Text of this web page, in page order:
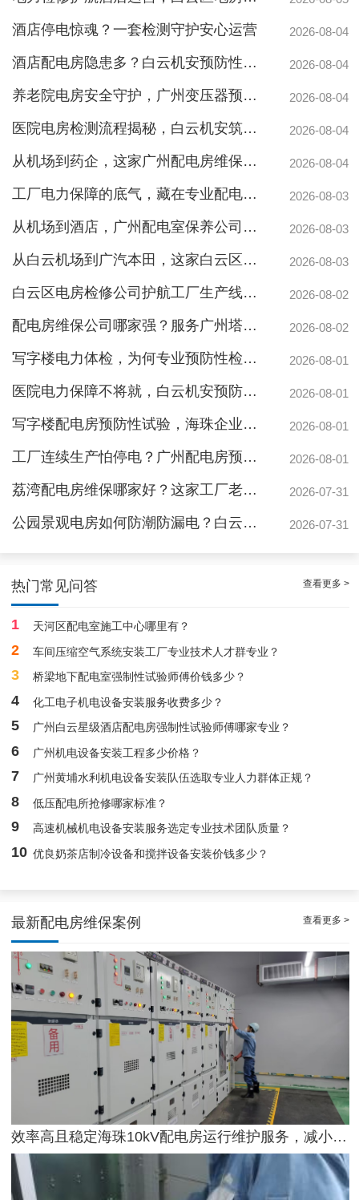
酒店停电惊魂？一套检测守护安心运营 2026-08-04
酒店配电房隐患多？白云机安预防性检测全解析 2026-08-04
养老院电房安全守护，广州变压器预防性测验护航疏散通道 2026-08-04
医院电房检测流程揭秘，白云机安筑牢生命防线 2026-08-04
从机场到药企，这家广州配电房维保公司凭什么赢得园区信赖 2026-08-04
工厂电力保障的底气，藏在专业配电房维保公司的这些硬实力里 2026-08-03
从机场到酒店，广州配电室保养公司如何守护城市脉搏？ 2026-08-03
从白云机场到广汽本田，这家白云区电房维保公司如何护航制造企业生产线 2026-08-03
白云区电房检修公司护航工厂生产线，地标建筑信赖的电力管家 2026-08-02
配电房维保公司哪家强？服务广州塔与广汽本田的硬实力 2026-08-02
写字楼电力体检，为何专业预防性检测更安心？ 2026-08-01
医院电力保障不将就，白云机安预防性检测守安全 2026-08-01
写字楼配电房预防性试验，海珠企业为何首选白云机安？ 2026-08-01
工厂连续生产怕停电？广州配电房预防性检测防患未然 2026-08-01
荔湾配电房维保哪家好？这家工厂老板用实际案例告诉你差距有多大 2026-07-31
公园景观电房如何防潮防漏电？白云机安预防性测验守护游园安全 2026-07-31
热门常见问答 查看更多 >
1 天河区配电室施工中心哪里有？
2 车间压缩空气系统安装工厂专业技术人才群专业？
3 桥梁地下配电室强制性试验师傅价钱多少？
4 化工电子机电设备安装服务收费多少？
5 广州白云星级酒店配电房强制性试验师傅哪家专业？
6 广州机电设备安装工程多少价格？
7 广州黄埔水利机电设备安装队伍选取专业人力群体正规？
8 低压配电所抢修哪家标准？
9 高速机械机电设备安装服务选定专业技术团队质量？
10 优良奶茶店制冷设备和搅拌设备安装价钱多少？
最新配电房维保案例 查看更多 >
白云配电房要求检修服务，支持配电房稳定
白云高压配电房年度巡查服务，守护电源系统安全稳定运行
专家的荔湾配电房10kV检查服务，维持市场运作
效率高且稳定海珠10kV配电房运行维护服务，减小问题可能性